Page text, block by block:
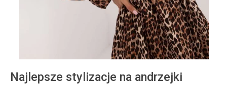
Najlepsze stylizacje na andrzejki